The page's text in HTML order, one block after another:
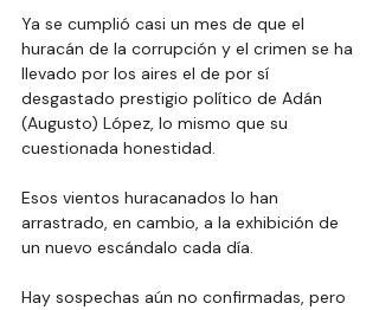
Ya se cumplió casi un mes de que el
huracán de la corrupción y el crimen se ha
llevado por los aires el de por sí
desgastado prestigio político de Adán
(Augusto) López, lo mismo que su
cuestionada honestidad.
Esos vientos huracanados lo han
arrastrado, en cambio, a la exhibición de
un nuevo escándalo cada día.
Hay sospechas aún no confirmadas, pero